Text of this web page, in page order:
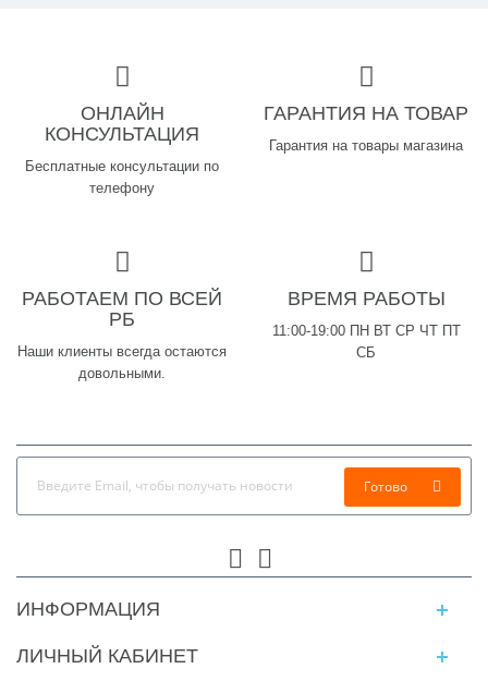
ОНЛАЙН
КОНСУЛЬТАЦИЯ
Бесплатные консультации по
телефону
ГАРАНТИЯ НА ТОВАР
Гарантия на товары магазина
РАБОТАЕМ ПО ВСЕЙ
РБ
Наши клиенты всегда остаются
довольными.
ВРЕМЯ РАБОТЫ
11:00-19:00 ПН ВТ СР ЧТ ПТ
СБ
Готово
ИНФОРМАЦИЯ
ЛИЧНЫЙ КАБИНЕТ